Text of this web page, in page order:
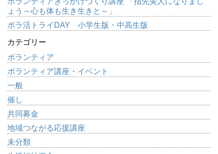
ょう～心も体も生き生きと～」
ボラ活トライDAY 小学生版・中高生版
カテゴリー
ボランティア
ボランティア講座・イベント
一般
催し
共同募金
地域つながる応援講座
未分類